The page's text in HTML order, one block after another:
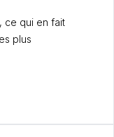
ce qui en fait
plus